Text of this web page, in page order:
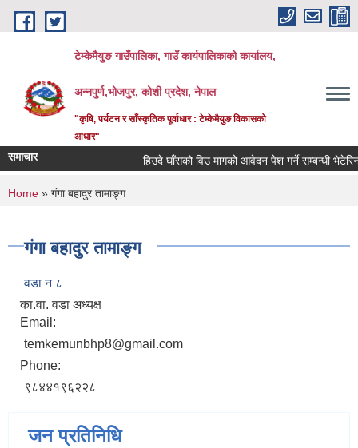
Skip to main content
टेम्केमैयुङ गाउँपालिका, गाउँ कार्यपालिकाको कार्यालय,
अन्नपुर्ण,भोजपुर, कोशी प्रदेश, नेपाल
"कृषि, पर्यटन र साँस्कृतिक पूर्वाधार : टेम्केमैयुङ विकासको
आधार"
समाचार हिउदे घाँसको विउ मागको आवेदन पेश गर्ने सम्बन्धी
You are here
Home » गंगा बहादुर तामाङ्ग
गंगा बहादुर तामाङ्ग
वडा न‍‌ ८
का.वा. वडा अध्यक्ष
Email:
temkemunbhp8@gmail.com
Phone:
९८४४१९६२२८
जन प्रतिनिधि